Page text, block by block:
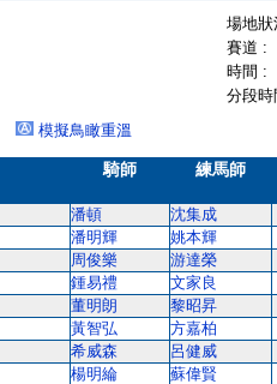
場地
賽道 :
時間 :
分段
模擬鳥瞰重溫
騎師 練馬師
潘頓 沈集成
潘明輝 姚本輝
周俊樂 游達榮
鍾易禮 文家良
董明朗 黎昭昇
黃智弘 方嘉柏
希威森 呂健威
楊明綸 蘇偉賢